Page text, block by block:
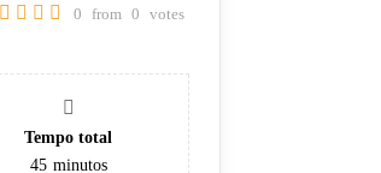
0 from 0 votes
Tempo total
45 minutos